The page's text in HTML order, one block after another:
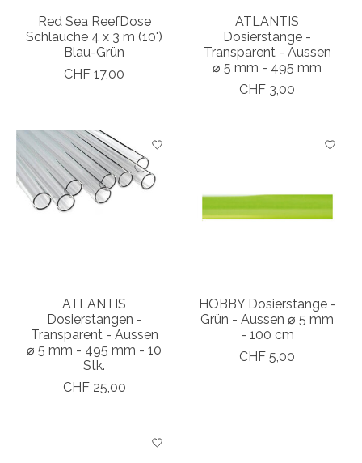
Red Sea ReefDose
Schläuche 4 x 3 m (10')
Blau-Grün
CHF 17,00
ATLANTIS
Dosierstange -
Transparent - Aussen
⌀ 5 mm - 495 mm
CHF 3,00
ATLANTIS
Dosierstangen -
Transparent - Aussen
⌀ 5 mm - 495 mm - 10
Stk.
CHF 25,00
HOBBY Dosierstange -
Grün - Aussen ⌀ 5 mm
- 100 cm
CHF 5,00